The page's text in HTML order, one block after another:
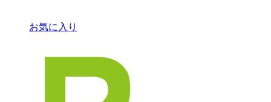
お気に入り